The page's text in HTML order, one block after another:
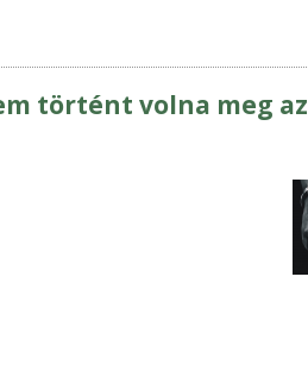
történt volna meg az